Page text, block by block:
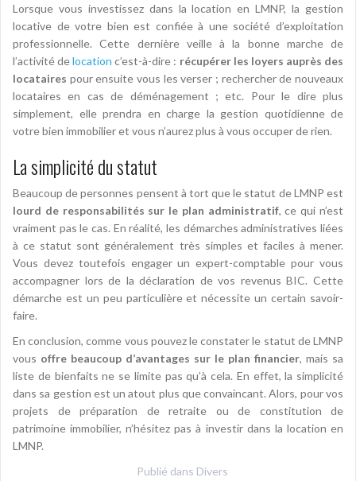
Lorsque vous investissez dans la location en LMNP, la gestion
locative de votre bien est confiée à une société d’exploitation
professionnelle. Cette dernière veille à la bonne marche de
l’activité delocation c’est-à-dire : récupérer les loyers auprès des
locataires pour ensuite vous les verser ; rechercher de nouveaux
locataires en cas de déménagement ; etc. Pour le dire plus
simplement, elle prendra en charge la gestion quotidienne de
votre bien immobilier et vous n’aurez plus à vous occuper de rien.
La simplicité du statut
Beaucoup de personnes pensent à tort que le statut de LMNP est
lourd de responsabilités sur le plan administratif, ce qui n’est
vraiment pas le cas. En réalité, les démarches administratives liées
à ce statut sont généralement très simples et faciles à mener.
Vous devez toutefois engager un expert-comptable pour vous
accompagner lors de la déclaration de vos revenus BIC. Cette
démarche est un peu particulière et nécessite un certain savoir-
faire.
En conclusion, comme vous pouvez le constater le statut de LMNP
vous offre beaucoup d’avantages sur le plan financier, mais sa
liste de bienfaits ne se limite pas qu’à cela. En effet, la simplicité
dans sa gestion est un atout plus que convaincant. Alors, pour vos
projets de préparation de retraite ou de constitution de
patrimoine immobilier, n’hésitez pas à investir dans la location en
LMNP.
Publié dans Divers